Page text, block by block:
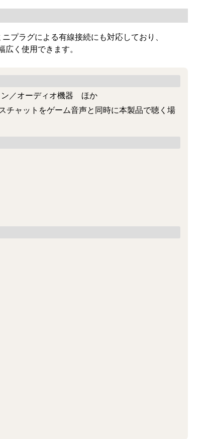
プラグによる有線接続にも対応しており、
く使用できます。
ン／オーディオ機器 ほか
チャットをゲーム音声と同時に本製品で聴く場